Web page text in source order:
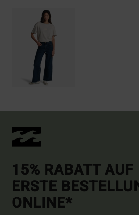
15% RABATT AUF
ERSTE
ONLINE*